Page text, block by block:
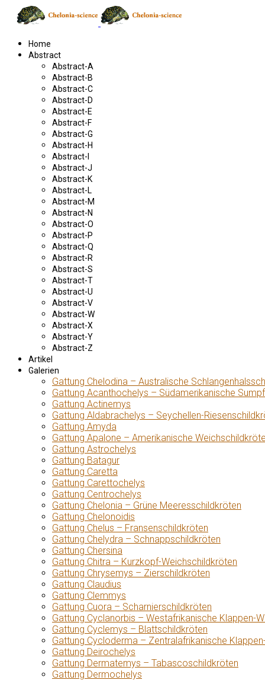
Home
Abstract
Abstract-A
Abstract-B
Abstract-C
Abstract-D
Abstract-E
Abstract-F
Abstract-G
Abstract-H
Abstract-I
Abstract-J
Abstract-K
Abstract-L
Abstract-M
Abstract-N
Abstract-O
Abstract-P
Abstract-Q
Abstract-R
Abstract-S
Abstract-T
Abstract-U
Abstract-V
Abstract-W
Abstract-X
Abstract-Y
Abstract-Z
Artikel
Galerien
Gattung Chelodina – Australische
Gattung Acanthochelys – Südamerikanische
Gattung Actinemys
Gattung Aldabrachelys – Seychellen-
Gattung Amyda
Gattung Apalone – Amerikanische
Gattung Astrochelys
Gattung Batagur
Gattung Caretta
Gattung Carettochelys
Gattung Centrochelys
Gattung Chelonia – Grüne Meeresschildkröten
Gattung Chelonoidis
Gattung Chelus – Fransenschildkröten
Gattung Chelydra – Schnappschildkröten
Gattung Chersina
Gattung Chitra – Kurzkopf-Weichschildkröten
Gattung Chrysemys – Zierschildkröten
Gattung Claudius
Gattung Clemmys
Gattung Cuora – Scharnierschildkröten
Gattung Cyclanorbis – Westafrikanische Klappen-
Gattung Cyclemys – Blattschildkröten
Gattung Cycloderma – Zentralafrikanische
Gattung Deirochelys
Gattung Dermatemys – Tabascoschildkröten
Gattung Dermochelys